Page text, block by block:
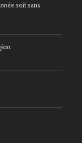
soit sans